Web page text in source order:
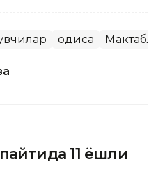
Ҳодиса
11 ёшли